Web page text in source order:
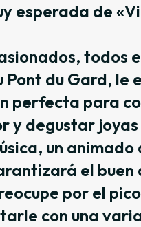
esperada de
todos
du Gard, le
perfecta para
y degustar
un
el buen
por el
con una